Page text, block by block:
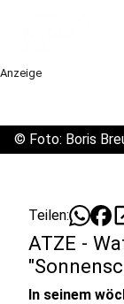
Anzeige
© Foto: Boris
Teilen:
ATZE -
In seinem